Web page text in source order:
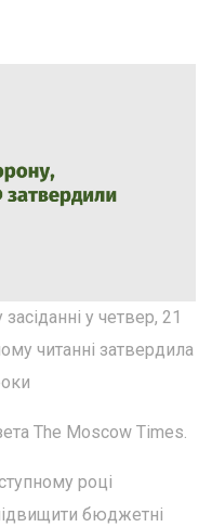
у четвер, 21
читанні затвердила
The Moscow Times.
році
бюджетні